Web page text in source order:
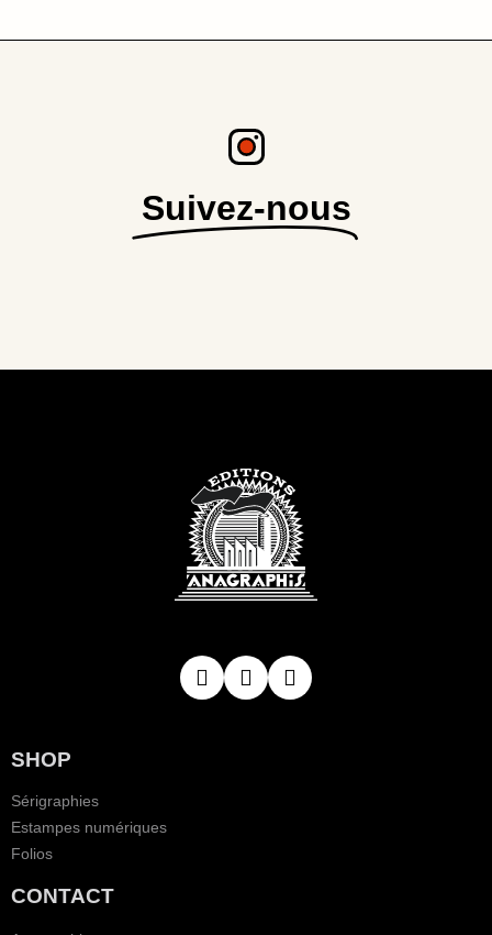
Suivez-nous
SHOP
Sérigraphies
Estampes numériques
Folios
CONTACT